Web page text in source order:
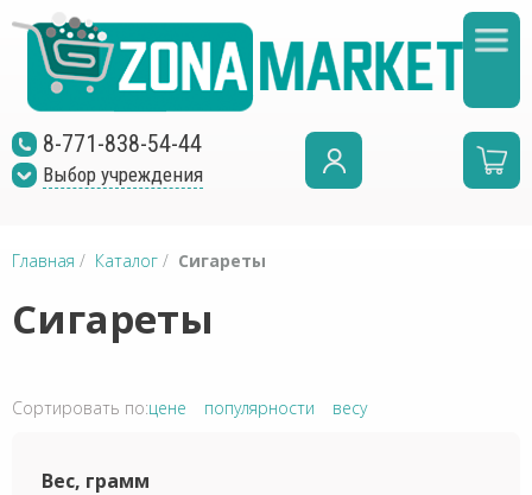
8-771-838-54-44
Выбор учреждения
Главная / Каталог / Сигареты
Сигареты
Сортировать по:цене популярности весу
Вес, грамм